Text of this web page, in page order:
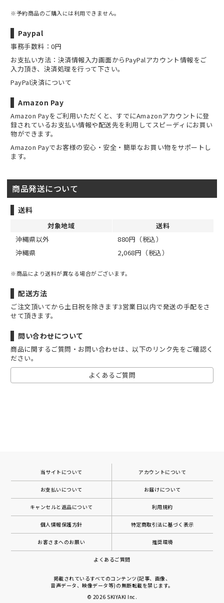
※予約商品のご購入には利用できません。
Paypal
事務手数料：0円
お支払い方法：決済情報入力画面からPayPalアカウント情報をご
入力頂き、決済処理を行って下さい。
PayPal決済について
Amazon Pay
Amazon Payをご利用いただくと、すでにAmazonアカウントに登
録されているお支払い情報や配送先を利用してスピーディにお買い
物ができます。
Amazon Payでお客様の安心・安全・簡単なお買い物をサポートし
ます。
商品発送について
送料
対象地域
送料
沖縄県以外
880円（税込）
沖縄県
2,068円（税込）
※商品により送料が異なる場合がございます。
配送方法
ご注文頂いてから土日祝を除きます3営業日以内で発送の手配をさ
せて頂きます。
問い合わせについて
商品に関するご質問・お問い合わせは、以下のリンク先をご確認く
ださい。
よくあるご質問
当サイトについて アカウントについて
お支払いについて お届けについて
キャンセルと返品について 利用規約
個人情報保護方針 特定商取引法に基づく表示
お客さまへのお願い 推奨環境
よくあるご質問
掲載されているすべてのコンテンツ(記事、画像、
音声データ、映像データ等)の無断転載を禁じます。
© 2026 SKIYAKI Inc.